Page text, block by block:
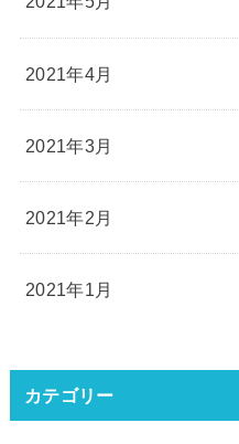
2021年4月
2021年3月
2021年2月
2021年1月
カテゴリー